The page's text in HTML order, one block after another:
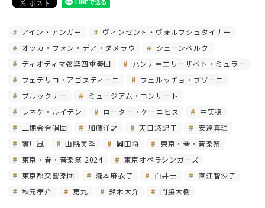
アイン・アンガー
ヴィンセント・ヴォルフシュタイナー
オッカ・フォン・デア・ダメラウ
シェーンベルク
ディオティマ弦楽四重奏団
ハンナ＝エリーザベト・ミュラー
フェデリコ・アゴスティーニ
フェルッチョ・ブゾーニ
ブルックナー
ミュージアム・コンサート
レネケ・ルイテン
ローター・ケーニヒス
中実穂
二期会合唱団
加藤洋之 天日悠記子
安達真理
實川風
山縣美季 岡田将
東京・春・音楽祭
東京・春・音楽祭 2024
東京オペラシンガーズ
東京都交響楽団
瀧本麻衣子 白井圭
直江智沙子
秋元孝介
第九 鈴木大介 門脇大樹